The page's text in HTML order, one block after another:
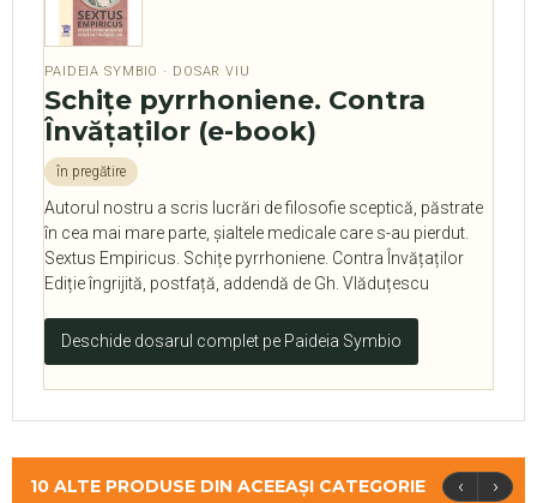
PAIDEIA SYMBIO · DOSAR VIU
Schiţe pyrrhoniene. Contra
Învăţaţilor (e-book)
în pregătire
Autorul nostru a scris lucrări de filosofie sceptică, păstrate
în cea mai mare parte, șialtele medicale care s-au pierdut.
Sextus Empiricus. Schițe pyrrhoniene. Contra Învățaților
Ediție îngrijită, postfață, addendă de Gh. Vlăduțescu
Deschide dosarul complet pe Paideia Symbio
10 ALTE PRODUSE DIN ACEEAȘI CATEGORIE ‹ ›